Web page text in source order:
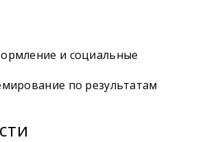
и социальные
по результатам